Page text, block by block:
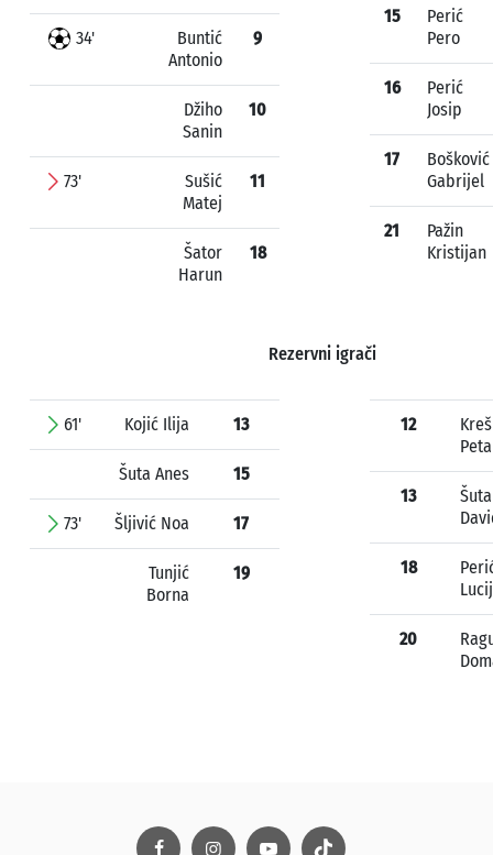
34'
Buntić
Antonio
9
Džiho
Sanin
10
73'
Sušić
Matej
11
Šator
Harun
18
15
Perić
Pero
16
Perić
Josip
17
Bošković
Gabrijel
21
Pažin
Kristijan
Rezervni igrači
61' Kojić Ilija 13
Šuta Anes 15
73' Šljivić Noa 17
Tunjić
Borna
19
12
13
18
20